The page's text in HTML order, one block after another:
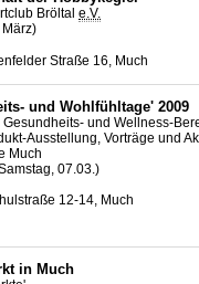
Bröltal e.V.
Straße 16, Much
und Wohlfühltage' 2009
und Wellness-
Ausstellung, Vorträge und
Much
07.03.)
12-14, Much
in Much